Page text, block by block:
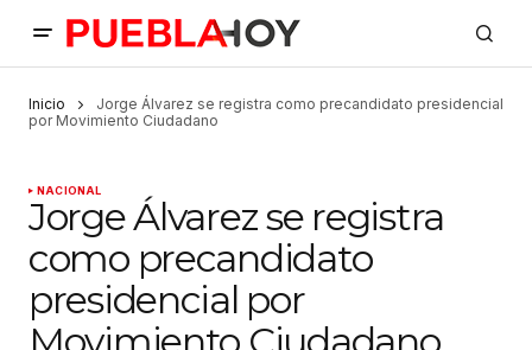
Inicio
Jorge Álvarez se registra como precandidato presidencial
por Movimiento Ciudadano
NACIONAL
Jorge Álvarez se registra
como precandidato
presidencial por